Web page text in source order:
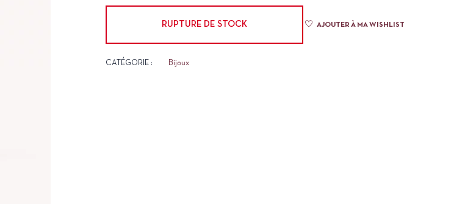
RUPTURE DE STOCK AJOUTER À MA WISHLIST
CATÉGORIE : Bijoux